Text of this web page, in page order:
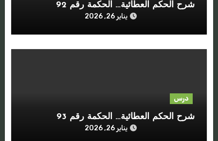
شرح الحكم العطائية… الحكمة رقم 92
يناير 26, 2026
درس
شرح الحكم العطائية… الحكمة رقم 93
يناير 26, 2026